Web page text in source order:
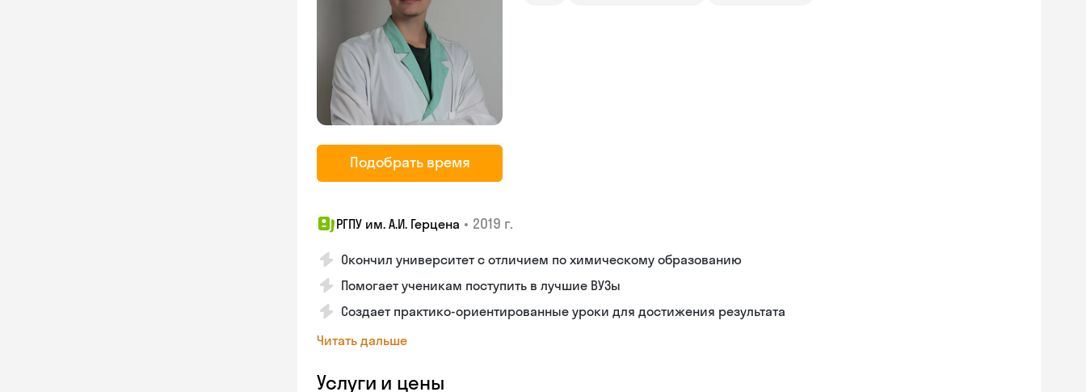
Подобрать время
РГПУ им. А.И. Герцена • 2019 г.
Окончил университет с отличием по химическому образованию
Помогает ученикам поступить в лучшие ВУЗы
Создает практико-ориентированные уроки для достижения результата
Читать дальше
Услуги и цены